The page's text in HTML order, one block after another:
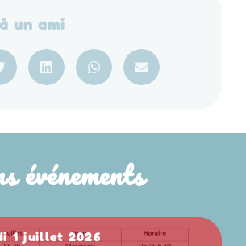
un ami
événements
1 juillet 2026